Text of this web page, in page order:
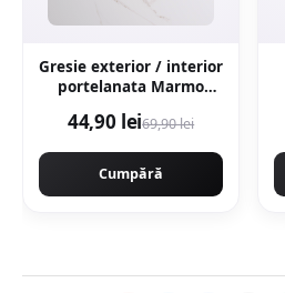
Gresie exterior / interior
portelanata Marmo
lucioasa rectificata tip
44,90 lei69,90 lei
Cumpără